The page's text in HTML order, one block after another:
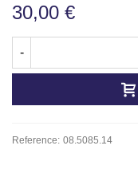
30,00 €
-
Reference: 08.5085.14